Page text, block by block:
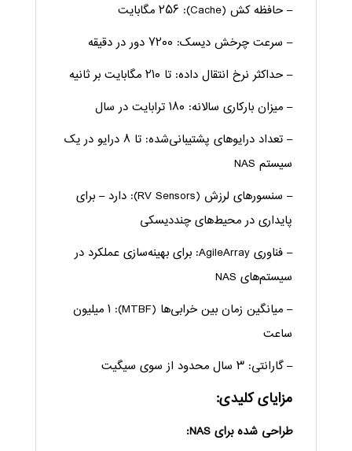
– حافظه کش (Cache): ۲۵۶ مگابایت
– سرعت چرخش دیسک: ۷۲۰۰ دور در دقیقه
– حداکثر نرخ انتقال داده: تا ۲۱۰ مگابایت بر ثانیه
– میزان بارکاری سالانه: ۱۸۰ ترابایت در سال
– تعداد درایوهای پشتیبانی‌شده: تا ۸ درایو در یک
سیستم NAS
– سنسورهای لرزش (RV Sensors): دارد – برای
پایداری در محیط‌های چنددیسکی
– فناوری AgileArray: برای بهینه‌سازی عملکرد در
سیستم‌های NAS
– میانگین زمان بین خرابی‌ها (MTBF): ۱ میلیون
ساعت
– گارانتی: ۳ سال محدود از سوی سیگیت
مزایای کلیدی:
طراحی شده برای NAS: